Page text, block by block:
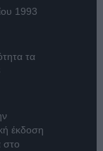
1993
τα
έκδοση
στο